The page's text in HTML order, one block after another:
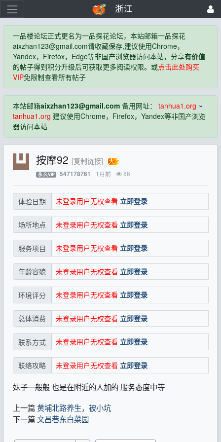
浙江
一品楼论坛正式更名为一品探花论坛，本站邮箱一品探花
aixzhan123@gmail.com请收藏保存,建议使用Chrome，
Yandex，Firefox，Edge等非国产浏览器访问本站，分享有价值
的帖子得到积分升级后可获取更多阅读权限。或点击此处购买
VIP免限制查看所有帖子
本站邮箱aixzhan123@gmail.com备用网址： tanhua1.org ~
tanhua1.org 建议使用Chrome，Firefox，Yandex等非国产浏览
器访问本站
按摩92 [复制链接]
永.久VIP 547178761 1月前 86
体验日期 未登录用户无权查看 立即登录
场所地点 未登录用户无权查看 立即登录
服务项目 未登录用户无权查看 立即登录
年龄容貌 未登录用户无权查看 立即登录
环境评分 未登录用户无权查看 立即登录
总体消费 未登录用户无权查看 立即登录
联系方式 未登录用户无权查看 立即登录
联络攻略 未登录用户无权查看 立即登录
妹子一般般 也是在附近的人加的 服务态度中等
上一篇 黄埔北路养生，被小坑
下一篇 文昌巷东白菜园